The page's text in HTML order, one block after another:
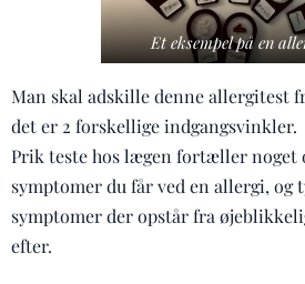
Et eksempel på en
Man skal adskille denne allergitest
det er 2 forskellige indgangsvinkler.
Prik teste hos lægen fortæller noget
symptomer du får ved en allergi, og
symptomer der opstår fra
efter.